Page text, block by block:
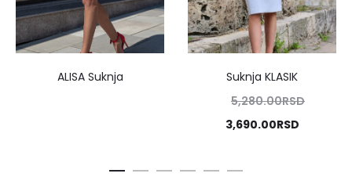
ALISA Suknja
Suknja KLASIK
5,280.00RSD
3,690.00RSDTrenutna